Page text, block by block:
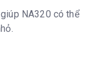
NA320 có thể